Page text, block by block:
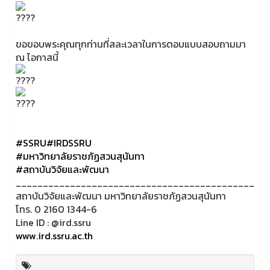
ขอขอบพระคุณทุกท่านที่สละเวลาในการตอบแบบสอบถามมา
ณ โอกาสนี้
#SSRU#IRDSSRU
#มหาวิทยาลัยราชภัฏสวนสุนันทา
#สถาบันวิจัยและพัฒนา
____________________________________________
สถาบันวิจัยและพัฒนา มหาวิทยาลัยราชภัฏสวนสุนันทา
โทร. 0 2160 1344-6
Line ID : @ird.ssru
www.ird.ssru.ac.th